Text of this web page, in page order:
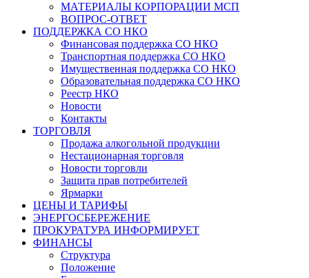
МАТЕРИАЛЫ КОРПОРАЦИИ МСП
ВОПРОС-ОТВЕТ
ПОДДЕРЖКА СО НКО
Финансовая поддержка СО НКО
Транспортная поддержка СО НКО
Имущественная поддержка СО НКО
Образовательная поддержка СО НКО
Реестр НКО
Новости
Контакты
ТОРГОВЛЯ
Продажа алкогольной продукции
Нестационарная торговля
Новости торговли
Защита прав потребителей
Ярмарки
ЦЕНЫ И ТАРИФЫ
ЭНЕРГОСБЕРЕЖЕНИЕ
ПРОКУРАТУРА ИНФОРМИРУЕТ
ФИНАНСЫ
Структура
Положение